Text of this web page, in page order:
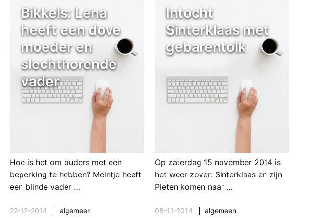
Bikkels: Lena
heeft een dove
moeder en
slechthorende
vader
Hoe is het om ouders met een
beperking te hebben? Meintje heeft
een blinde vader …
22-12-2014 algemeen
Intocht
Sinterklaas met
gebarentolk
Op zaterdag 15 november 2014 is
het weer zover: Sinterklaas en zijn
Pieten komen naar …
08-11-2014 algemeen